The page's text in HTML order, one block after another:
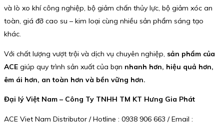
và lò xo khí công nghiệp, bộ giảm chấn thủy lực, bộ giảm xóc an
toàn, giá đỡ cao su – kim loại cùng nhiều sản phẩm sáng tạo
khác.
Với chất lượng vượt trội và dịch vụ chuyên nghiệp, sản phẩm của
ACE giúp quy trình sản xuất của bạn nhanh hơn, hiệu quả hơn,
êm ái hơn, an toàn hơn và bền vững hơn.
Đại lý Việt Nam – Công Ty TNHH TM KT Hưng Gia Phát
ACE Viet Nam Distributor / Hotline : 0938 906 663 / Email :